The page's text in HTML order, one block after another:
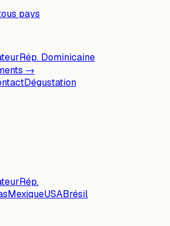
pays
Rép. Dominicaine
→
Dégustation
Rép.
MexiqueUSABrésil